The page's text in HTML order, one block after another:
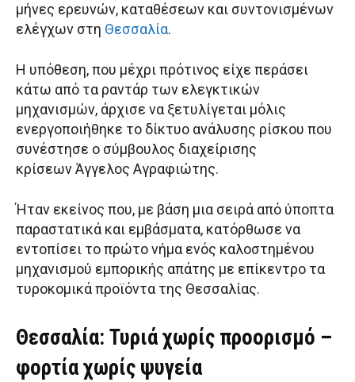
μήνες ερευνών, καταθέσεων και συντονισμένων
ελέγχων στη Θεσσαλία.
Η υπόθεση, που μέχρι πρότινος είχε περάσει
κάτω από τα ραντάρ των ελεγκτικών
μηχανισμών, άρχισε να ξετυλίγεται μόλις
ενεργοποιήθηκε το δίκτυο ανάλυσης ρίσκου που
συνέστησε ο σύμβουλος διαχείρισης
κρίσεων Άγγελος Αγραφιώτης.
Ήταν εκείνος που, με βάση μια σειρά από ύποπτα
παραστατικά και εμβάσματα, κατόρθωσε να
εντοπίσει το πρώτο νήμα ενός καλοστημένου
μηχανισμού εμπορικής απάτης με επίκεντρο τα
τυροκομικά προϊόντα της Θεσσαλίας.
Θεσσαλία: Τυριά χωρίς προορισμό –
φορτία χωρίς ψυγεία